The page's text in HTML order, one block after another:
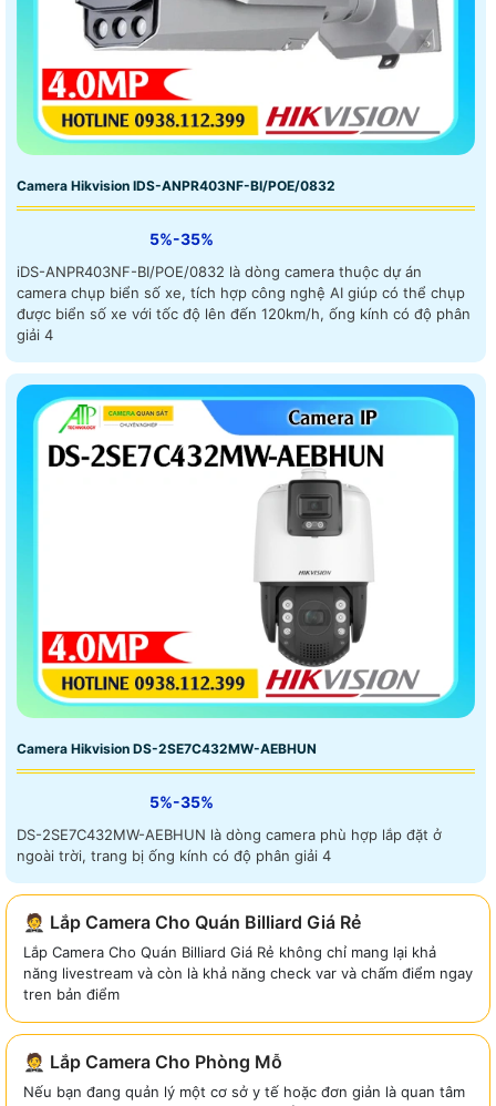
Camera Hikvision IDS-ANPR403NF-BI/POE/0832
5%-35%
iDS-ANPR403NF-BI/POE/0832 là dòng camera thuộc dự án
camera chụp biển số xe, tích hợp công nghệ AI giúp có thể chụp
được biển số xe với tốc độ lên đến 120km/h, ống kính có độ phân
giải 4
Camera Hikvision DS-2SE7C432MW-AEBHUN
5%-35%
DS-2SE7C432MW-AEBHUN là dòng camera phù hợp lắp đặt ở
ngoài trời, trang bị ống kính có độ phân giải 4
🤵 Lắp Camera Cho Quán Billiard Giá Rẻ
Lắp Camera Cho Quán Billiard Giá Rẻ không chỉ mang lại khả
năng livestream và còn là khả năng check var và chấm điểm ngay
tren bản điểm
🤵 Lắp Camera Cho Phòng Mỗ
Nếu bạn đang quản lý một cơ sở y tế hoặc đơn giản là quan tâm